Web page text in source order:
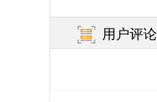
用户评论